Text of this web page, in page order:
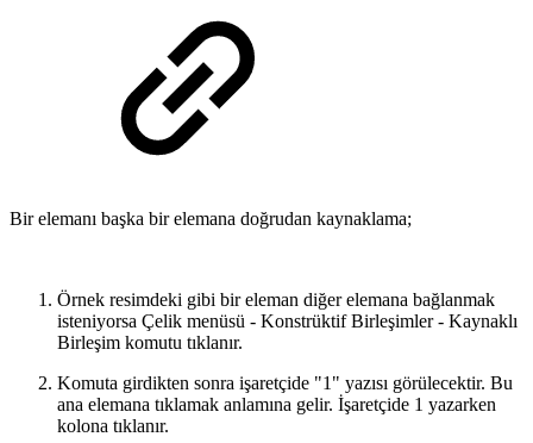
Bir elemanı başka bir elemana doğrudan kaynaklama;
Örnek resimdeki gibi bir eleman diğer elemana bağlanmak
isteniyorsa Çelik menüsü - Konstrüktif Birleşimler - Kaynaklı
Birleşim komutu tıklanır.
Komuta girdikten sonra işaretçide "1" yazısı görülecektir. Bu
ana elemana tıklamak anlamına gelir. İşaretçide 1 yazarken
kolona tıklanır.